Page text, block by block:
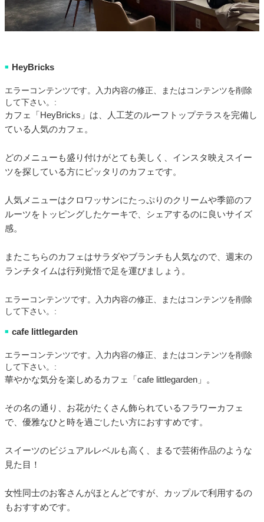
■ HeyBricks
エラーコンテンツです。入力内容の修正、またはコンテンツを削除
して下さい。:
カフェ「HeyBricks」は、人工芝のルーフトップテラスを完備し
ている人気のカフェ。
どのメニューも盛り付けがとても美しく、インスタ映えスイー
ツを探している方にピッタリのカフェです。
人気メニューはクロワッサンにたっぷりのクリームや季節のフ
ルーツをトッピングしたケーキで、シェアするのに良いサイズ
感。
またこちらのカフェはサラダやブランチも人気なので、週末の
ランチタイムは行列覚悟で足を運びましょう。
エラーコンテンツです。入力内容の修正、またはコンテンツを削除
して下さい。:
■ cafe littlegarden
エラーコンテンツです。入力内容の修正、またはコンテンツを削除
して下さい。:
華やかな気分を楽しめるカフェ「cafe littlegarden」。
その名の通り、お花がたくさん飾られているフラワーカフェ
で、優雅なひと時を過ごしたい方におすすめです。
スイーツのビジュアルレベルも高く、まるで芸術作品のような
見た目！
女性同士のお客さんがほとんどですが、カップルで利用するの
もおすすめです。